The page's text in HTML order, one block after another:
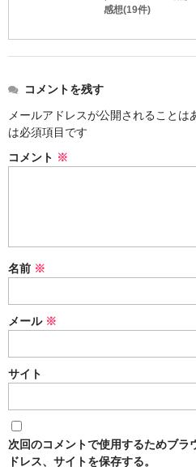
感想(19件)
コメントを残す
メールアドレスが公開されることは
は必須項目です
コメント ※
名前 ※
メール ※
サイト
次回のコメントで使用するためブラ
ドレス、サイトを保存する。